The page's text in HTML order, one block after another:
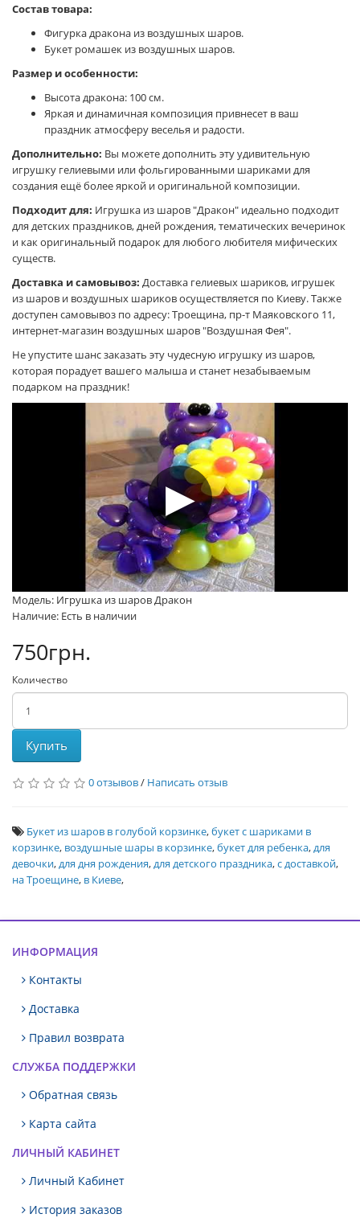
Состав товара:
Фигурка дракона из воздушных шаров.
Букет ромашек из воздушных шаров.
Размер и особенности:
Высота дракона: 100 см.
Яркая и динамичная композиция привнесет в ваш
праздник атмосферу веселья и радости.
Дополнительно: Вы можете дополнить эту удивительную
игрушку гелиевыми или фольгированными шариками для
создания ещё более яркой и оригинальной композиции.
Подходит для: Игрушка из шаров "Дракон" идеально подходит
для детских праздников, дней рождения, тематических вечеринок
и как оригинальный подарок для любого любителя мифических
существ.
Доставка и самовывоз: Доставка гелиевых шариков, игрушек
из шаров и воздушных шариков осуществляется по Киеву. Также
доступен самовывоз по адресу: Троещина, пр-т Маяковского 11,
интернет-магазин воздушных шаров "Воздушная Фея".
Не упустите шанс заказать эту чудесную игрушку из шаров,
которая порадует вашего малыша и станет незабываемым
подарком на праздник!
Модель: Игрушка из шаров Дракон
Наличие: Есть в наличии
750грн.
Количество
Купить
0 отзывов/ Написать отзыв
Букет из шаров в голубой корзинке,букет с шариками в
корзинке, воздушные шары в корзинке,букет для ребенка,для
девочки,для дня рождения,для детского праздника,с доставкой,
на Троещине, в Киеве,
ИНФОРМАЦИЯ
Контакты
Доставка
Правил возврата
СЛУЖБА ПОДДЕРЖКИ
Обратная связь
Карта сайта
ЛИЧНЫЙ КАБИНЕТ
Личный Кабинет
История заказов